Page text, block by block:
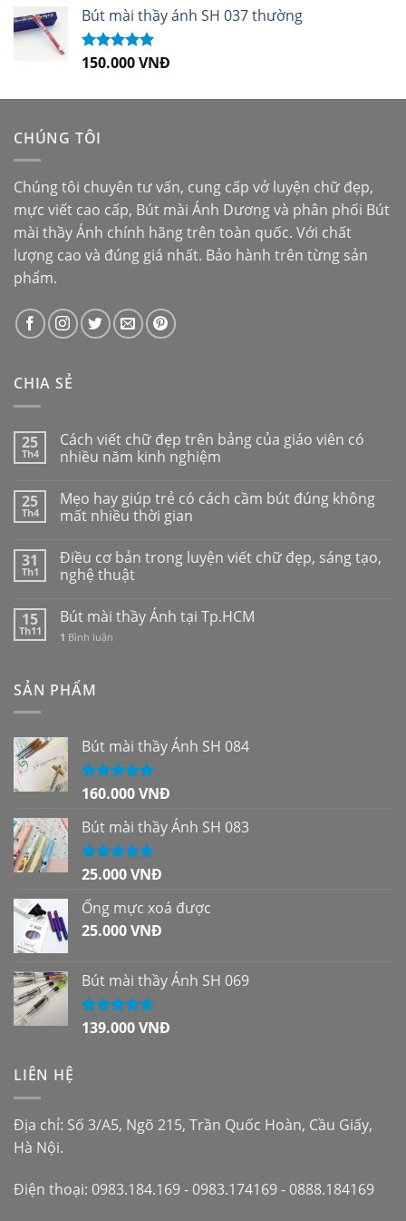
sao
Bút mài thầy ánh SH 037 thường
Được xếp
150.000VNĐ
CHÚNG TÔI
Chúng tôi chuyên tư vấn, cung cấp vở luyện chữ đẹp,
mực viết cao cấp, Bút mài Ánh Dươngvà phân phối Bút
mài thầy Ánh chính hãng trên toàn quốc. Với chất
lượng cao và đúng giá nhất. Bảo hành trên từng sản
phẩm.
CHIA SẺ
25
Th4
Cách viết chữ đẹp trên bảng của giáo viên có
nhiều năm kinh nghiệm
25
Th4
Mẹo hay giúp trẻ có cách cầm bút đúng không
mất nhiều thời gian
31
Th1
Điều cơ bản trong luyện viết chữ đẹp, sáng tạo,
nghệ thuật
15
Th11
Bút mài thầy Ánh tại Tp.HCM
1 Bình luận
SẢN PHẨM
Bút mài thầy Ánh SH 084
Được xếp
sao
160.000VNĐ
Bút mài thầy Ánh SH 083
Được xếp
sao
25.000VNĐ
Ống mực xoá được
25.000VNĐ
Bút mài thầy Ánh SH 069
Được xếp
139.000VNĐ
LIÊN HỆ
Địa chỉ: Số 3/A5, Ngõ 215, Trần Quốc Hoàn, Cầu Giấy,
Hà Nội.
Điện thoại: 0983.184.169 - 0983.174169 - 0888.184169